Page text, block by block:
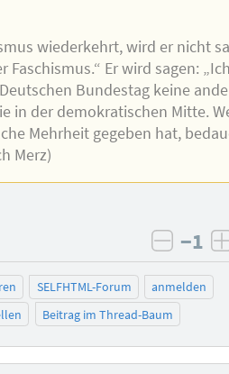
wiederkehrt, wird er nicht
Faschismus.“ Er wird sagen:
Bundestag keine
in der demokratischen Mitte.
Mehrheit gegeben hat,
Merz)
−1
SELFHTML-Forum
anmelden
Beitrag im Thread-Baum